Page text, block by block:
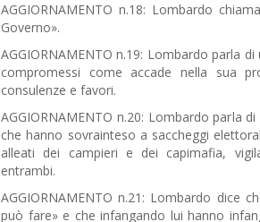
AGGIORNAMENTO n.18: Lombardo
Governo».
AGGIORNAMENTO n.19: Lombardo parla
compromessi come accade nella sua
consulenze e favori.
AGGIORNAMENTO n.20: Lombardo parla
che hanno sovrainteso a saccheggi
alleati dei campieri e dei capimafia,
entrambi.
AGGIORNAMENTO n.21: Lombardo dice
può fare» e che infangando lui hanno